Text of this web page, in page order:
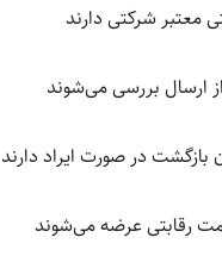
معتبر شرکتی دارند
ارسال بررسی می‌شوند
بازگشت در صورت ایراد دارند
رقابتی عرضه می‌شوند